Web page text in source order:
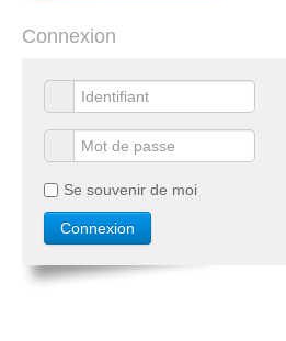
Connexion
Se souvenir de moi